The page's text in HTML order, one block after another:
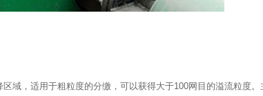
，适用于粗粒度的分缴，可以获得大于100网目的溢流粒度。